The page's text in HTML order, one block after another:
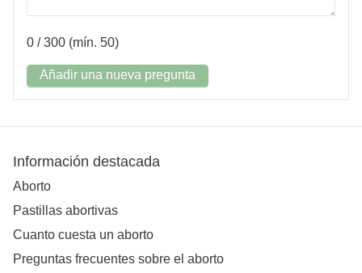
0 / 300 (mín. 50)
Añadir una nueva pregunta
Información destacada
Aborto
Pastillas abortivas
Cuanto cuesta un aborto
Preguntas frecuentes sobre el aborto